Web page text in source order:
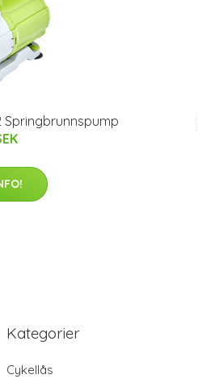
Springbrunnspump
Kategorier
Cykellås